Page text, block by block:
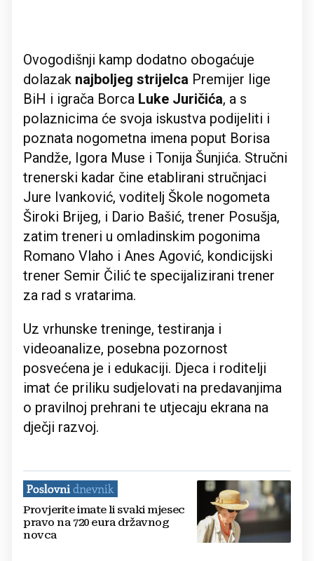
Ovogodišnji kamp dodatno obogaćuje
dolazak najboljeg strijelca Premijer lige
BiH i igrača Borca Luke Juričića, a s
polaznicima će svoja iskustva podijeliti i
poznata nogometna imena poput Borisa
Pandže, Igora Muse i Tonija Šunjića. Stručni
trenerski kadar čine etablirani stručnjaci
Jure Ivanković, voditelj Škole nogometa
Široki Brijeg, i Dario Bašić, trener Posušja,
zatim treneri u omladinskim pogonima
Romano Vlaho i Anes Agović, kondicijski
trener Semir Čilić te specijalizirani trener
za rad s vratarima.
Uz vrhunske treninge, testiranja i
videoanalize, posebna pozornost
posvećena je i edukaciji. Djeca i roditelji
imat će priliku sudjelovati na predavanjima
o pravilnoj prehrani te utjecaju ekrana na
dječji razvoj.
Provjerite imate li svaki mjesec
pravo na 720 eura državnog
novca